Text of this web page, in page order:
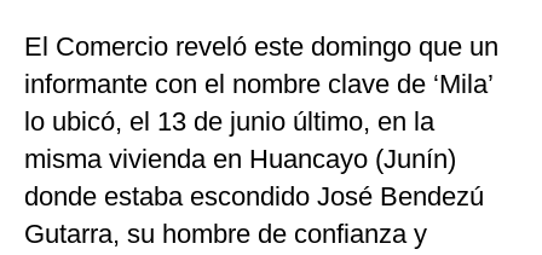
El Comercio reveló este domingo que un
informante con el nombre clave de ‘Mila’
lo ubicó, el 13 de junio último, en la
misma vivienda en Huancayo (Junín)
donde estaba escondido José Bendezú
Gutarra, su hombre de confianza y